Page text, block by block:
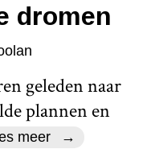
dromen
geleden naar
plannen en
meer